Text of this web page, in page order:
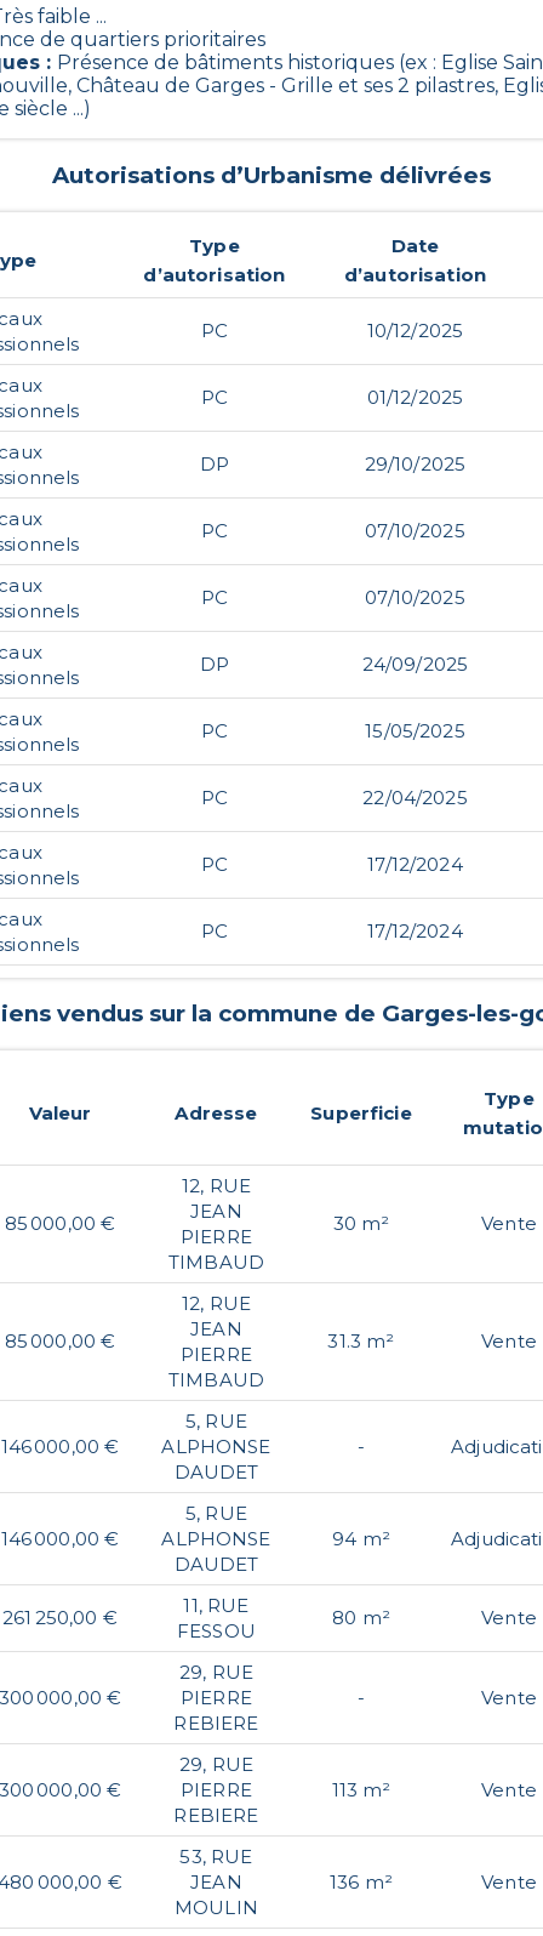
faible ...
de quartiers prioritaires
: Présence de bâtiments historiques (ex : Eglise
Château de Garges - Grille et ses 2 pilastres,
...)
Autorisations d’Urbanisme délivrées
Type
d’autorisation
Date
d’autorisation
PC 10/12/2025
PC 01/12/2025
DP 29/10/2025
PC 07/10/2025
PC 07/10/2025
DP 24/09/2025
PC 15/05/2025
PC 22/04/2025
PC 17/12/2024
PC 17/12/2024
vendus sur la commune de Garges-les-
Valeur Adresse Superficie
Type
85 000,00 €
12, RUE
JEAN
PIERRE
TIMBAUD
30 m² Vente
85 000,00 €
12, RUE
JEAN
PIERRE
TIMBAUD
31.3 m² Vente
146 000,00 €
5, RUE
ALPHONSE
DAUDET
-
146 000,00 €
5, RUE
ALPHONSE
DAUDET
94 m²
261 250,00 €
11, RUE
FESSOU
80 m² Vente
000,00 €
29, RUE
PIERRE
REBIERE
- Vente
000,00 €
29, RUE
PIERRE
REBIERE
113 m² Vente
000,00 €
53, RUE
JEAN
MOULIN
136 m² Vente